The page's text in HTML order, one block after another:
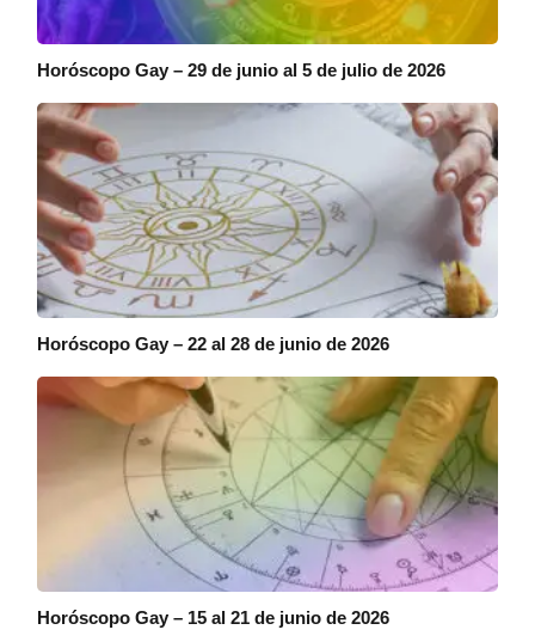
Horóscopo Gay – 29 de junio al 5 de julio de 2026
Horóscopo Gay – 22 al 28 de junio de 2026
Horóscopo Gay – 15 al 21 de junio de 2026